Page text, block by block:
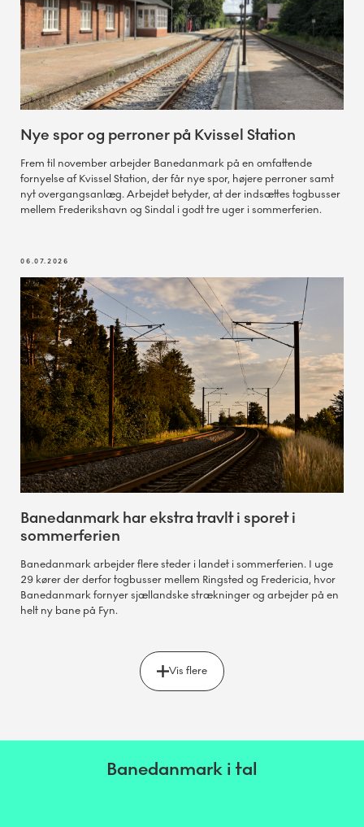
Nye spor og perroner på Kvissel Station
Frem til november arbejder Banedanmark på en omfattende
fornyelse af Kvissel Station, der får nye spor, højere perroner samt
nyt overgangsanlæg. Arbejdet betyder, at der indsættes togbusser
mellem Frederikshavn og Sindal i godt tre uger i sommerferien.
06.07.2026
Banedanmark har ekstra travlt i sporet i
sommerferien
Banedanmark arbejder flere steder i landet i sommerferien. I uge
29 kører der derfor togbusser mellem Ringsted og Fredericia, hvor
Banedanmark fornyer sjællandske strækninger og arbejder på en
helt ny bane på Fyn.
Vis flere
Banedanmark i tal